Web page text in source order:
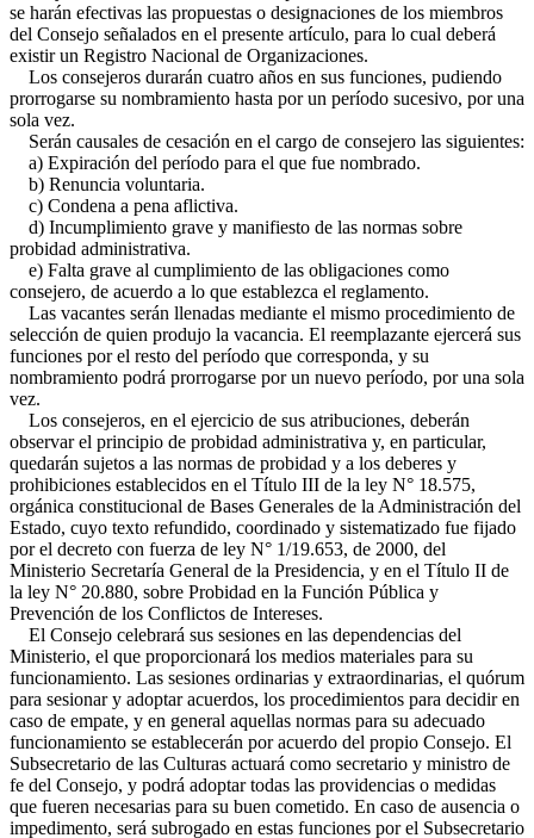
se harán efectivas las propuestas o designaciones de los miembros
del Consejo señalados en el presente artículo, para lo cual deberá
existir un Registro Nacional de Organizaciones.
Los consejeros durarán cuatro años en sus funciones, pudiendo
prorrogarse su nombramiento hasta por un período sucesivo, por una
sola vez.
Serán causales de cesación en el cargo de consejero las siguientes:
a) Expiración del período para el que fue nombrado.
b) Renuncia voluntaria.
c) Condena a pena aflictiva.
d) Incumplimiento grave y manifiesto de las normas sobre
probidad administrativa.
e) Falta grave al cumplimiento de las obligaciones como
consejero, de acuerdo a lo que establezca el reglamento.
Las vacantes serán llenadas mediante el mismo procedimiento de
selección de quien produjo la vacancia. El reemplazante ejercerá sus
funciones por el resto del período que corresponda, y su
nombramiento podrá prorrogarse por un nuevo período, por una sola
vez.
Los consejeros, en el ejercicio de sus atribuciones, deberán
observar el principio de probidad administrativa y, en particular,
quedarán sujetos a las normas de probidad y a los deberes y
prohibiciones establecidos en el Título III de la ley N° 18.575,
orgánica constitucional de Bases Generales de la Administración del
Estado, cuyo texto refundido, coordinado y sistematizado fue fijado
por el decreto con fuerza de ley N° 1/19.653, de 2000, del
Ministerio Secretaría General de la Presidencia, y en el Título II de
la ley N° 20.880, sobre Probidad en la Función Pública y
Prevención de los Conflictos de Intereses.
El Consejo celebrará sus sesiones en las dependencias del
Ministerio, el que proporcionará los medios materiales para su
funcionamiento. Las sesiones ordinarias y extraordinarias, el quórum
para sesionar y adoptar acuerdos, los procedimientos para decidir en
caso de empate, y en general aquellas normas para su adecuado
funcionamiento se establecerán por acuerdo del propio Consejo. El
Subsecretario de las Culturas actuará como secretario y ministro de
fe del Consejo, y podrá adoptar todas las providencias o medidas
que fueren necesarias para su buen cometido. En caso de ausencia o
impedimento, será subrogado en estas funciones por el Subsecretario